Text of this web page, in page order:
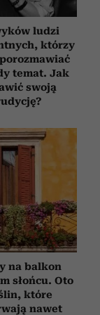
ludzi
którzy
temat. Jak
swoją
na balkon
słońcu. Oto
które
nawet